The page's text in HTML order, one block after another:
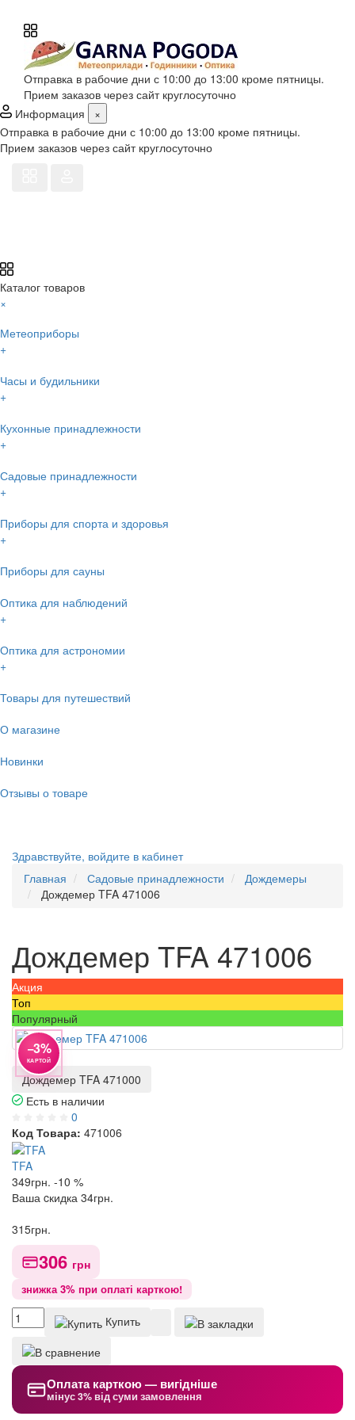
Отправка в рабочие дни с 10:00 до 13:00 кроме пятницы.
Прием заказов через сайт круглосуточно
Информация
×
Отправка в рабочие дни с 10:00 до 13:00 кроме пятницы.
Прием заказов через сайт круглосуточно
Каталог товаров
×
Метеоприборы
+
Часы и будильники
+
Кухонные принадлежности
+
Садовые принадлежности
+
Приборы для спорта и здоровья
+
Приборы для сауны
Оптика для наблюдений
+
Оптика для астрономии
+
Товары для путешествий
О магазине
Новинки
Отзывы о товаре
Здравствуйте, войдите в кабинет
Главная
Садовые принадлежности
Дождемеры
Дождемер TFA 471006
Дождемер TFA 471006
Акция
Топ
Популярный
−3%
КАРТОЙ
Дождемер TFA 471000
Есть в наличии
0
Код Товара: 471006
TFA
349грн. -10 %
Ваша cкидка 34грн.
315грн.
306 грн
знижка 3% при оплаті карткою!
Купить
Оплата карткою — вигідніше
мінус 3% від суми замовлення